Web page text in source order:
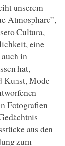
unserem
Atmosphäre”,
Cultura,
eine
in
hat,
Kunst, Mode
Fotografien
aus den
zum